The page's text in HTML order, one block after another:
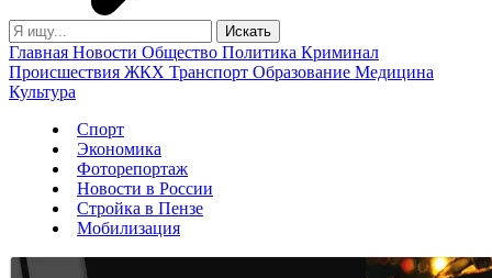
Главная Новости Общество Политика Криминал
Происшествия ЖКХ Транспорт Образование Медицина
Культура
Спорт
Экономика
Фоторепортаж
Новости в России
Стройка в Пензе
Мобилизация